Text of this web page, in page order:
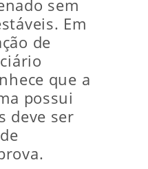
sem
Em
de
que a
possui
deve ser